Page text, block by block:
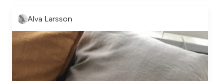
Alva Larsson